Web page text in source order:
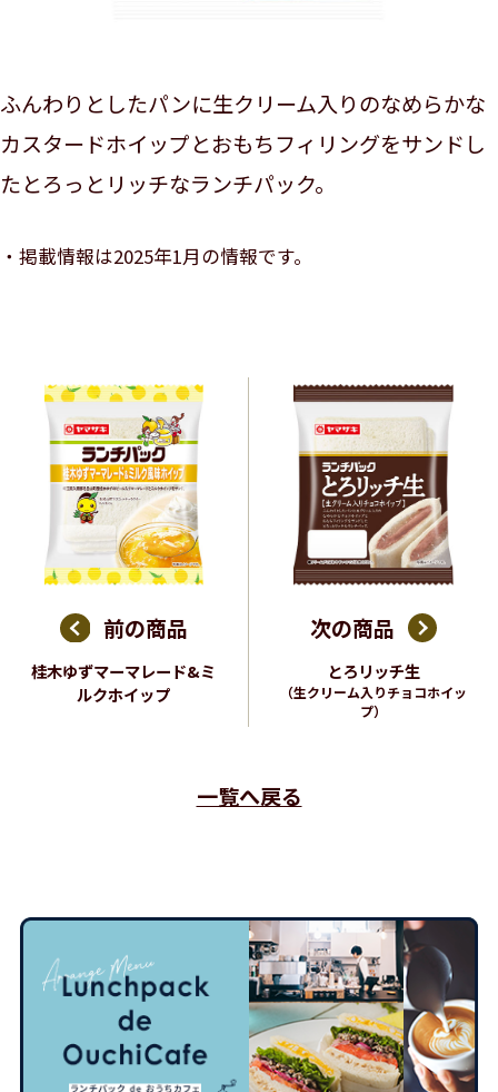
ふんわりとしたパンに生クリーム入りのなめらかな
カスタードホイップとおもちフィリングをサンドし
たとろっとリッチなランチパック。
掲載情報は2025年1月の情報です。
前の商品
桂木ゆずマーマレード&ミ
ルクホイップ
一覧へ戻る
次の商品
とろリッチ生
（生クリーム入りチョコホイッ
プ）